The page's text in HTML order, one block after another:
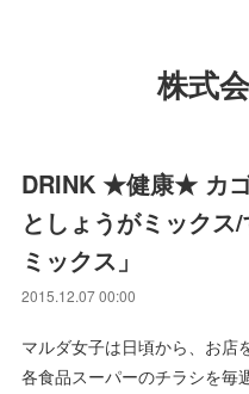
株式
DRINK ★健康★ カ
としょうがミック
ミックス」
2015.12.07 00:00
マルダ女子は日頃から、お店
各食品スーパーのチラシを毎